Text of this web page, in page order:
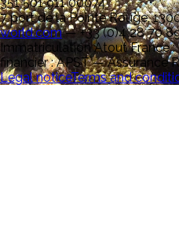
7 port de la Pointe Rouge,
world.com—+33 (0)4 28 70
Immatriculation Atout France
financier : APST — Assurance
Legal noticeTerms and